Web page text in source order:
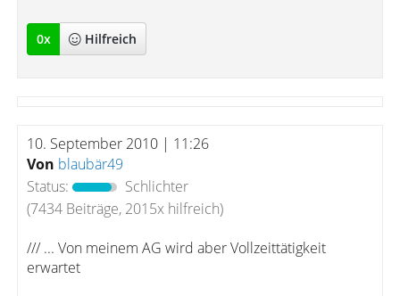
0x Hilfreich
10. September 2010 | 11:26
Von blaubär49
Status:
Schlichter
(7434 Beiträge, 2015x hilfreich)
/// ... Von meinem AG wird aber Vollzeittätigkeit
erwartet